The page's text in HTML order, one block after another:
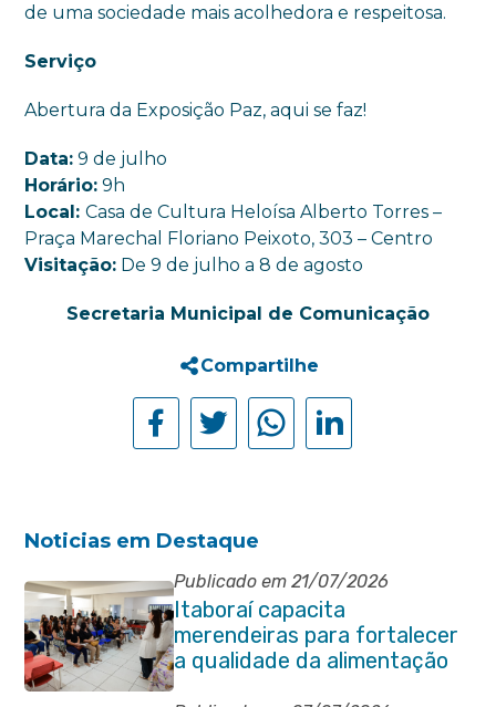
de uma sociedade mais acolhedora e respeitosa.
Serviço
Abertura da Exposição Paz, aqui se faz!
Data: 9 de julho
Horário: 9h
Local:Casa de Cultura Heloísa Alberto Torres –
Praça Marechal Floriano Peixoto, 303 – Centro
Visitação: De 9 de julho a 8 de agosto
Secretaria Municipal de Comunicação
Compartilhe
Noticias em Destaque
Publicado em 21/07/2026
Itaboraí capacita
merendeiras para fortalecer
a qualidade da alimentação
escolar na rede municipal